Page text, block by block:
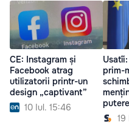
CE: Instagram și
Facebook atrag
utilizatorii printr-un
design „captivant”
10 Iul. 15:46
prim-
putere
19